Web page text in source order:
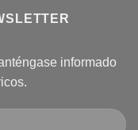
informado